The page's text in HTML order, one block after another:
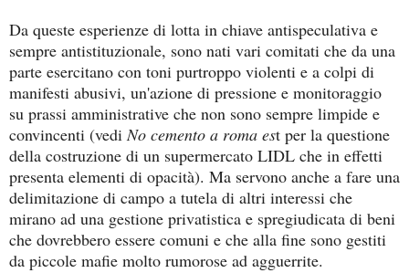
Da queste esperienze di lotta in chiave antispeculativa e
sempre antistituzionale, sono nati vari comitati che da una
parte esercitano con toni purtroppo violenti e a colpi di
manifesti abusivi, un'azione di pressione e monitoraggio
su prassi amministrative che non sono sempre limpide e
convincenti (vediNo cemento a roma est per la questione
della costruzione di un supermercato LIDL che in effetti
presenta elementi di opacità). Ma servono anche a fare una
delimitazione di campo a tutela di altri interessi che
mirano ad una gestione privatistica e spregiudicata di beni
che dovrebbero essere comuni e che alla fine sono gestiti
da piccole mafie molto rumorose ad agguerrite.